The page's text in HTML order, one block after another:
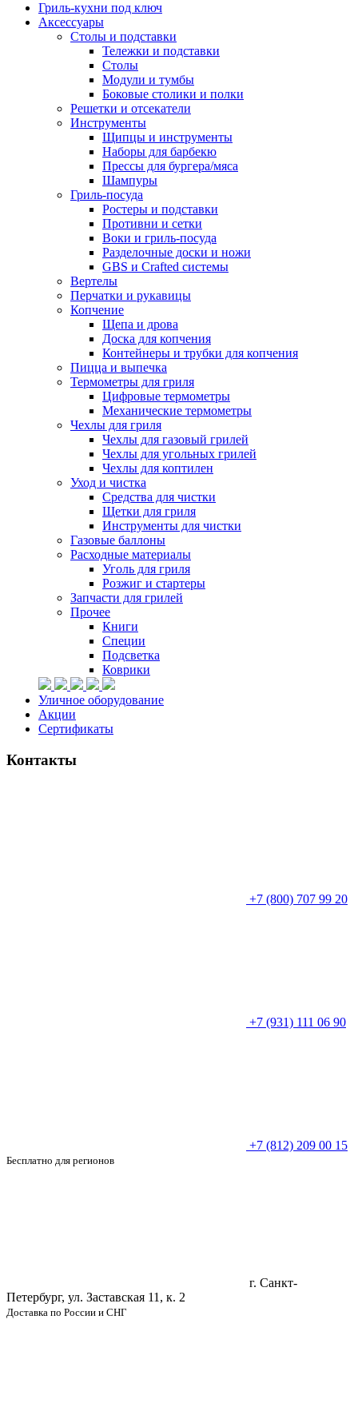
Гриль-кухни под ключ
Аксессуары
Столы и подставки
Тележки и подставки
Столы
Модули и тумбы
Боковые столики и полки
Решетки и отсекатели
Инструменты
Щипцы и инструменты
Наборы для барбекю
Прессы для бургера/мяса
Шампуры
Гриль-посуда
Ростеры и подставки
Противни и сетки
Воки и гриль-посуда
Разделочные доски и ножи
GBS и Crafted системы
Вертелы
Перчатки и рукавицы
Копчение
Щепа и дрова
Доска для копчения
Контейнеры и трубки для копчения
Пицца и выпечка
Термометры для гриля
Цифровые термометры
Механические термометры
Чехлы для гриля
Чехлы для газовый грилей
Чехлы для угольных грилей
Чехлы для коптилен
Уход и чистка
Средства для чистки
Щетки для гриля
Инструменты для чистки
Газовые баллоны
Расходные материалы
Уголь для гриля
Розжиг и стартеры
Запчасти для грилей
Прочее
Книги
Специи
Подсветка
Коврики
Уличное оборудование
Акции
Сертификаты
Контакты
+7 (800) 707 99 20
+7 (931) 111 06 90
+7 (812) 209 00 15
Бесплатно для регионов
г. Санкт-
Петербург, ул. Заставская 11, к. 2
Доставка по России и СНГ